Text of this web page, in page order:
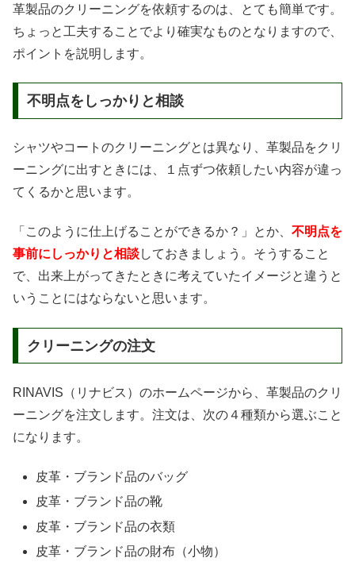
革製品のクリーニングを依頼するのは、とても簡単です。
ちょっと工夫することでより確実なものとなりますので、
ポイントを説明します。
不明点をしっかりと相談
シャツやコートのクリーニングとは異なり、革製品をクリ
ーニングに出すときには、１点ずつ依頼したい内容が違っ
てくるかと思います。
「このように仕上げることができるか？」とか、 不明点を
事前にしっかりと相談しておきましょう。そうすること
で、出来上がってきたときに考えていたイメージと違うと
いうことにはならないと思います。
クリーニングの注文
RINAVIS（リナビス）のホームページから、革製品のクリ
ーニングを注文します。注文は、次の４種類から選ぶこと
になります。
皮革・ブランド品のバッグ
皮革・ブランド品の靴
皮革・ブランド品の衣類
皮革・ブランド品の財布（小物）